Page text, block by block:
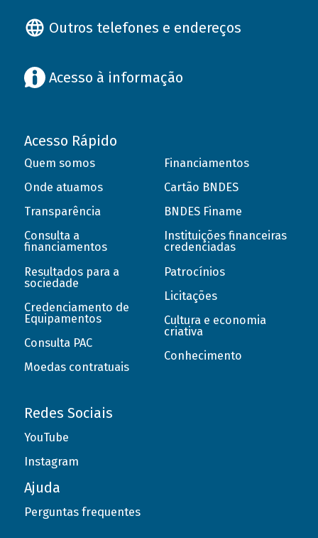
Outros telefones e endereços
Acesso à informação
Acesso Rápido
Quem somos
Onde atuamos
Transparência
Consulta a
financiamentos
Resultados para a
sociedade
Credenciamento de
Equipamentos
Consulta PAC
Moedas contratuais
Financiamentos
Cartão BNDES
BNDES Finame
Instituições financeiras
credenciadas
Patrocínios
Licitações
Cultura e economia
criativa
Conhecimento
Redes Sociais
YouTube
Instagram
Ajuda
Perguntas frequentes